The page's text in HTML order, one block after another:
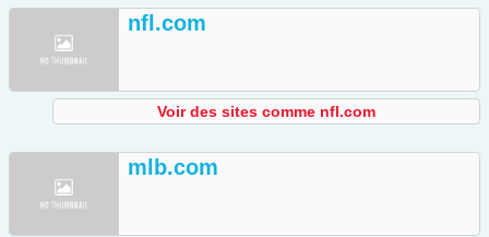
nfl.com
Voir des sites comme nfl.com
mlb.com